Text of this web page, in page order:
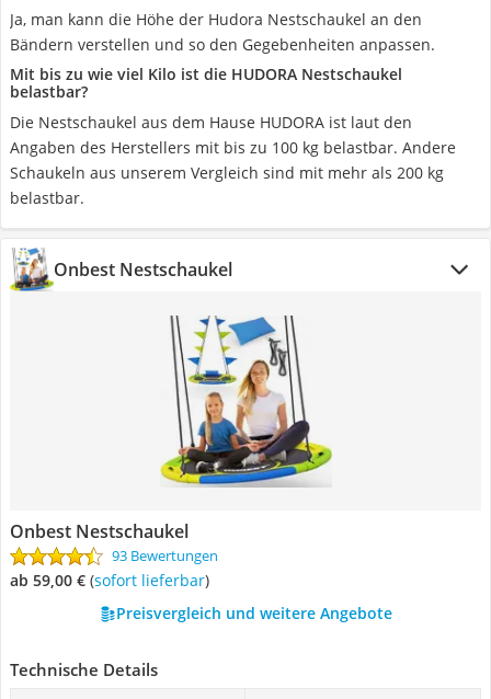
Ja, man kann die Höhe der Hudora Nestschaukel an den
Bändern verstellen und so den Gegebenheiten anpassen.
Mit bis zu wie viel Kilo ist die HUDORA Nestschaukel
belastbar?
Die Nestschaukel aus dem Hause HUDORA ist laut den
Angaben des Herstellers mit bis zu 100 kg belastbar. Andere
Schaukeln aus unserem Vergleich sind mit mehr als 200 kg
belastbar.
Onbest Nestschaukel
Onbest Nestschaukel
93 Bewertungen
ab 59,00 € ( Sofort lieferbar)
Preisvergleich und weitere Angebote
Technische Details